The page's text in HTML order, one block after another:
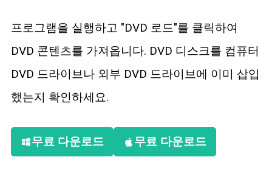
프로그램을 실행하고 "DVD 로드"를 클릭하여
DVD 콘텐츠를 가져옵니다. DVD 디스크를 컴퓨터
DVD 드라이브나 외부 DVD 드라이브에 이미 삽입
했는지 확인하세요.
무료 다운로드 무료 다운로드